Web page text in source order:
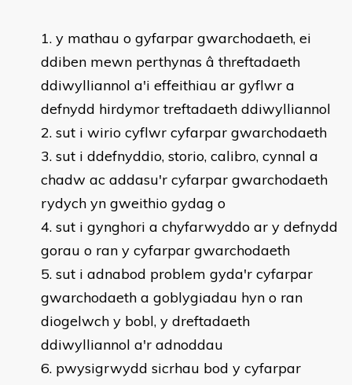
​y mathau o gyfarpar gwarchodaeth, ei
ddiben mewn perthynas â threftadaeth
ddiwylliannol a'i effeithiau ar gyflwr a
defnydd hirdymor treftadaeth ddiwylliannol
sut i wirio cyflwr cyfarpar gwarchodaeth
sut i ddefnyddio, storio, calibro, cynnal a
chadw ac addasu'r cyfarpar gwarchodaeth
rydych yn gweithio gydag o
sut i gynghori a chyfarwyddo ar y defnydd
gorau o ran y cyfarpar gwarchodaeth
sut i adnabod problem gyda'r cyfarpar
gwarchodaeth a goblygiadau hyn o ran
diogelwch y bobl, y dreftadaeth
ddiwylliannol a'r adnoddau
pwysigrwydd sicrhau bod y cyfarpar